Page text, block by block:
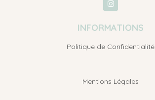
INFORMATIONS
Politique de Confidentialité
Mentions Légales